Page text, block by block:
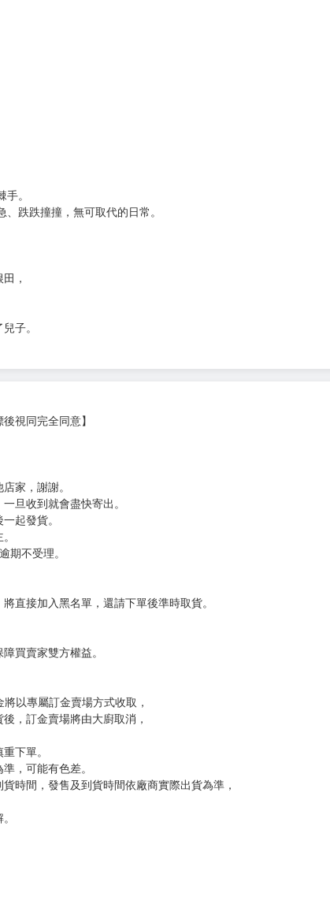
成交易≦1次 （近半年）
跌跌撞撞，無可取代的日常。
子。
視同完全同意】
店家，謝謝。
起發貨。
。
期不受理。
直接加入黑名單，還請下單後準時取貨。
買賣家雙方權益。